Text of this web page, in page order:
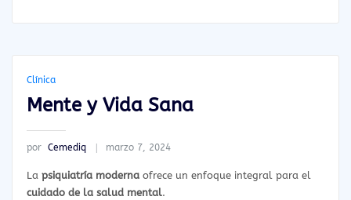
Clínica
Mente y Vida Sana
por Cemediq marzo 7, 2024
La psiquiatría modernaofrece un enfoque integral para el
cuidado de la salud mental.